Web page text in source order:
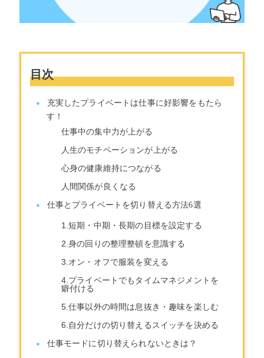
目次
充実したプライベートは仕事に好影響をもたら
す！
仕事中の集中力が上がる
人生のモチベーションが上がる
心身の健康維持につながる
人間関係が良くなる
仕事とプライベートを切り替える方法6選
1.短期・中期・長期の目標を設定する
2.身の回りの整理整頓を意識する
3.オン・オフで服装を変える
4.プライベートでもタイムマネジメントを
癖付ける
5.仕事以外の時間は息抜き・趣味を楽しむ
6.自分だけの切り替えるスイッチを決める
仕事モードに切り替えられないときは？